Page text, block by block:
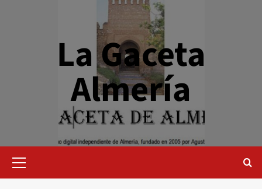
La Gaceta
Almería
primario